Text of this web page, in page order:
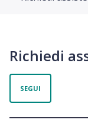
Richiedi
SEGUI